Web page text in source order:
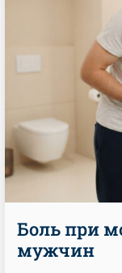
Боль при
мужчин